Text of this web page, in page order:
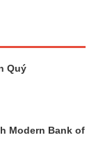
Quý
Modern Bank of